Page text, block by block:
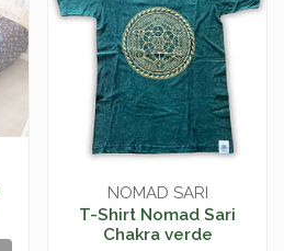
NOMAD SARI
T-Shirt Nomad Sari
Chakra verde